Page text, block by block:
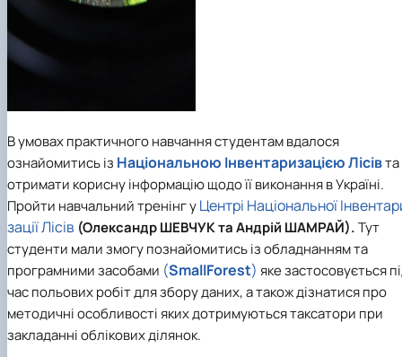
В умовах практичного навчання студентам вдалося
ознайомитись із Національною Інвентаризацією Лісівта
отримати корисну інформацію щодо її виконання в Україні.
Пройти навчальний тренінг уЦентрі Національної
зації Лісів (Олександр ШЕВЧУК та Андрій ШАМРАЙ).Тут
студенти мали змогу познайомитись із обладнанням та
програмними засобами (SmallForest) яке застосовується
час польових робіт для збору даних, а також дізнатися про
методичні особливості яких дотримуються таксатори при
закладанні облікових ділянок.